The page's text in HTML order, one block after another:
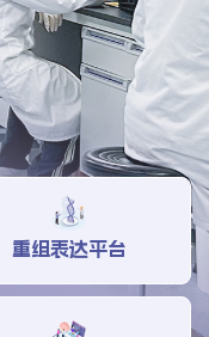
重组表达平台